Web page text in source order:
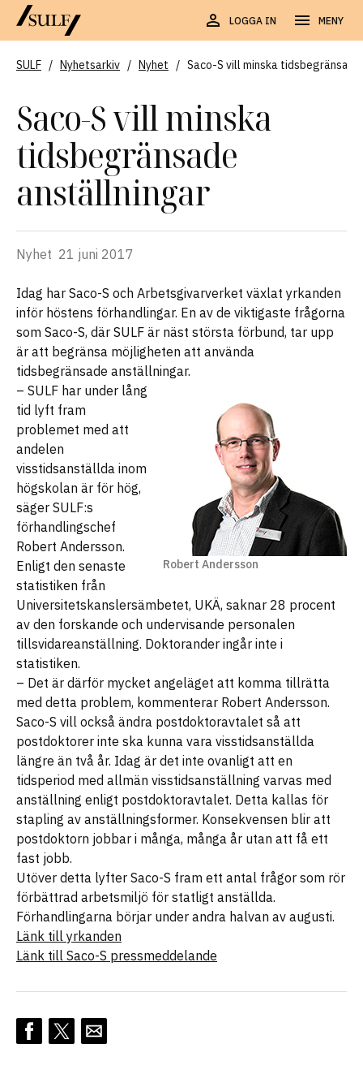
LOGGA IN MENY
SULF / Nyhetsarkiv / Nyhet / Saco-S vill minska
Saco-S vill minska
tidsbegränsade
anställningar
Nyhet 21 juni 2017
Idag har Saco-S och Arbetsgivarverket växlat yrkanden
inför höstens förhandlingar. En av de viktigaste frågorna
som Saco-S, där SULF är näst största förbund, tar upp
är att begränsa möjligheten att använda
tidsbegränsade anställningar.
Robert Andersson
– SULF har under lång
tid lyft fram
problemet med att
andelen
visstidsanställda inom
högskolan är för hög,
säger SULF:s
förhandlingschef
Robert Andersson.
Enligt den senaste
statistiken från
Universitetskanslersämbetet, UKÄ, saknar 28 procent
av den forskande och undervisande personalen
tillsvidareanställning. Doktorander ingår inte i
statistiken.
– Det är därför mycket angeläget att komma tillrätta
med detta problem, kommenterar Robert Andersson.
Saco-S vill också ändra postdoktoravtalet så att
postdoktorer inte ska kunna vara visstidsanställda
längre än två år. Idag är det inte ovanligt att en
tidsperiod med allmän visstidsanställning varvas med
anställning enligt postdoktoravtalet. Detta kallas för
stapling av anställningsformer. Konsekvensen blir att
postdoktorn jobbar i många, många år utan att få ett
fast jobb.
Utöver detta lyfter Saco-S fram ett antal frågor som rör
förbättrad arbetsmiljö för statligt anställda.
Förhandlingarna börjar under andra halvan av augusti.
Länk till yrkanden
Länk till Saco-S pressmeddelande